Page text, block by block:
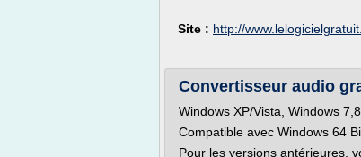
Site : http://
Convertisseur audio
Windows XP/Vista, Windows
Compatible avec Windows 64
Pour les versions antérieures,